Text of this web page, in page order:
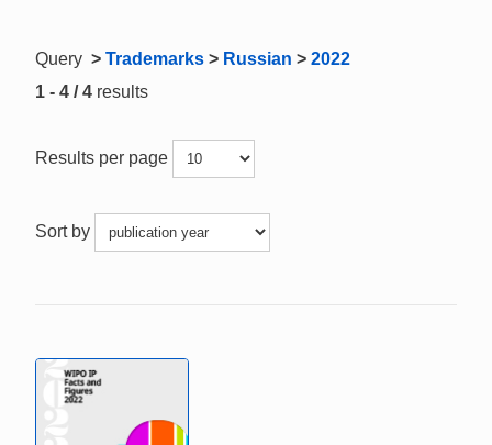
Query > Trademarks > Russian > 2022
1 - 4 / 4 results
Results per page
Sort by